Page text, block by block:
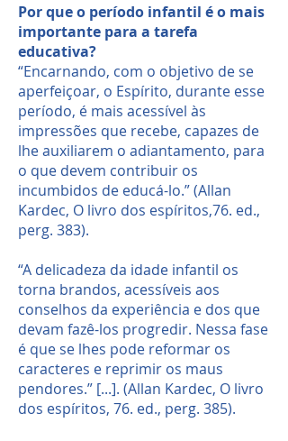
Por que o período infantil é o mais
importante para a tarefa
educativa?
“Encarnando, com o objetivo de se
aperfeiçoar, o Espírito, durante esse
período, é mais acessível às
impressões que recebe, capazes de
lhe auxiliarem o adiantamento, para
o que devem contribuir os
incumbidos de educá-lo.” (Allan
Kardec, O livro dos espíritos,76. ed.,
perg. 383).
“A delicadeza da idade infantil os
torna brandos, acessíveis aos
conselhos da experiência e dos que
devam fazê-los progredir. Nessa fase
é que se lhes pode reformar os
caracteres e reprimir os maus
pendores.” [...]. (Allan Kardec, O livro
dos espíritos, 76. ed., perg. 385).